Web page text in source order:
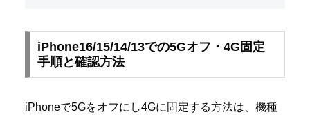
iPhone16/15/14/13での5Gオフ・4G固定
手順と確認方法
iPhoneで5Gをオフにし4Gに固定する方法は、機種